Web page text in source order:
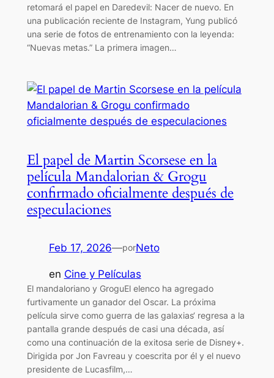
retomará el papel en Daredevil: Nacer de nuevo. En
una publicación reciente de Instagram, Yung publicó
una serie de fotos de entrenamiento con la leyenda:
“Nuevas metas.” La primera imagen…
El papel de Martin Scorsese en la
película Mandalorian & Grogu
confirmado oficialmente después de
especulaciones
Feb 17, 2026—porNeto
en Cine y Películas
El mandaloriano y GroguEl elenco ha agregado
furtivamente un ganador del Oscar. La próxima
película sirve como guerra de las galaxias‘ regresa a la
pantalla grande después de casi una década, así
como una continuación de la exitosa serie de Disney+.
Dirigida por Jon Favreau y coescrita por él y el nuevo
presidente de Lucasfilm,…